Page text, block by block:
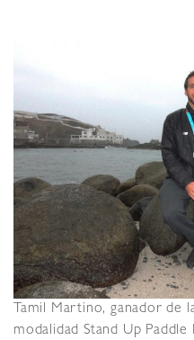
Tamil Martino, ganador de
modalidad Stand Up Paddle